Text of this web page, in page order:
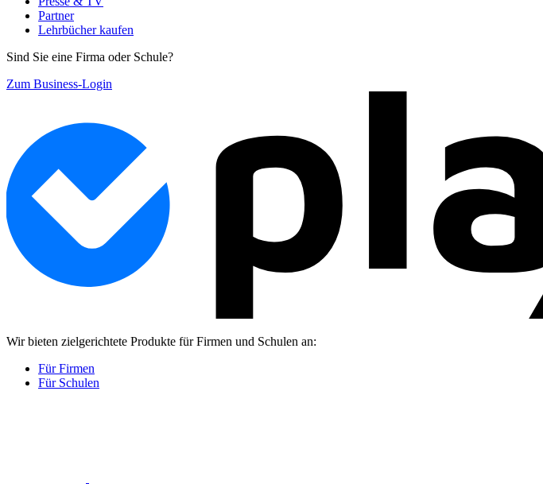
Partner
Lehrbücher kaufen
Sind Sie eine Firma oder Schule?
Zum Business-Login
Wir bieten zielgerichtete Produkte für Firmen und Schulen an:
Für Firmen
Für Schulen